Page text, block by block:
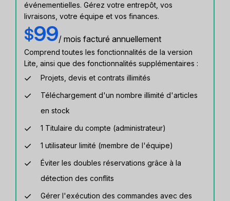
événementielles. Gérez votre entrepôt, vos
livraisons, votre équipe et vos finances.
$99/ mois facturé annuellement
Comprend toutes les fonctionnalités de la version
Lite, ainsi que des fonctionnalités supplémentaires :
Projets, devis et contrats illimités
Téléchargement d'un nombre illimité d'articles
en stock
1 Titulaire du compte (administrateur)
1 utilisateur limité (membre de l'équipe)
Éviter les doubles réservations grâce à la
détection des conflits
Gérer l'exécution des commandes avec des